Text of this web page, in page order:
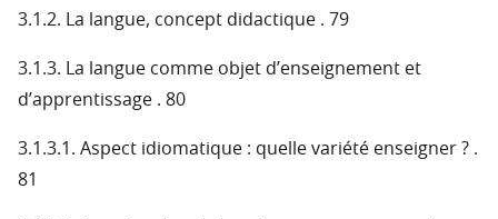
3.1.2. La langue, concept didactique . 79
3.1.3. La langue comme objet d’enseignement et
d’apprentissage . 80
3.1.3.1. Aspect idiomatique : quelle variété enseigner ? .
81